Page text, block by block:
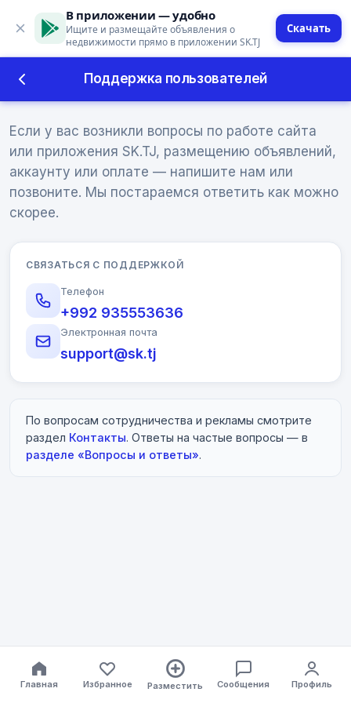
В приложении — удобно
Ищите и размещайте объявления о
недвижимости прямо в приложении SK.TJ
Скачать
Поддержка пользователей
Поддержка пользователей
Если у вас возникли вопросы по работе сайта
или приложения SK.TJ, размещению объявлений,
аккаунту или оплате — напишите нам или
позвоните. Мы постараемся ответить как можно
скорее.
СВЯЗАТЬСЯ С ПОДДЕРЖКОЙ
Телефон
+992 935553636
Электронная почта
support@sk.tj
По вопросам сотрудничества и рекламы смотрите
раздел Контакты. Ответы на частые вопросы — в
разделе «Вопросы и ответы».
Главная Избранное Разместить Сообщения Профиль